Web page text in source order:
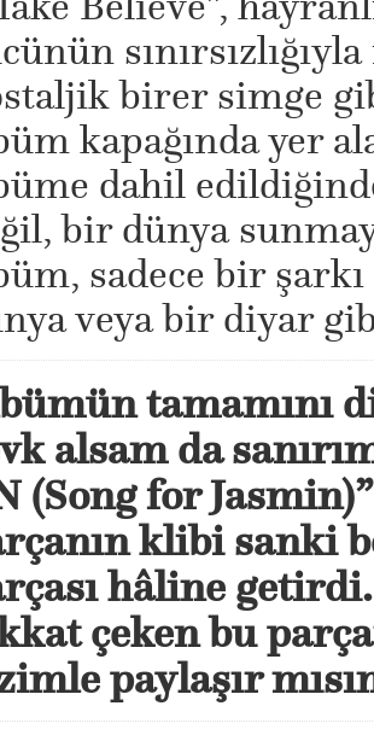
birer simge
kapağında yer
dahil
bir dünya
sadece bir
veya bir diyar
tamamını
alsam da
(Song for
klibi sanki
hâline
çeken bu
paylaşır